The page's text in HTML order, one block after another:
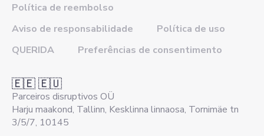
Política de reembolso
Aviso de responsabilidade
Política de uso
QUERIDA
Preferências de consentimento
🇪🇪 🇪🇺
Parceiros disruptivos OÜ
Harju maakond, Tallinn, Kesklinna linnaosa, Tornimäe tn
3/5/7, 10145